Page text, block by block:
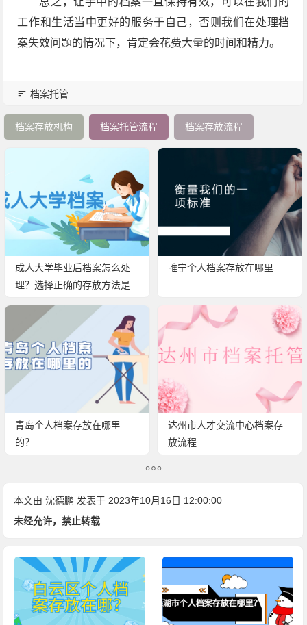
工作和生活当中更好的服务于自己，否则我们在处理档
案失效问题的情况下，肯定会花费大量的时间和精力。
档案托管
档案存放机构 档案托管流程 档案存放流程
成人大学毕业后档案怎么处
理？选择正确的存放方法是
睢宁个人档案存放在哪里
青岛个人档案存放在哪里
的？
达州市人才交流中心档案存
放流程
本文由沈德鹏 发表于 2023年10月16日 12:00:00
未经允许，禁止转载